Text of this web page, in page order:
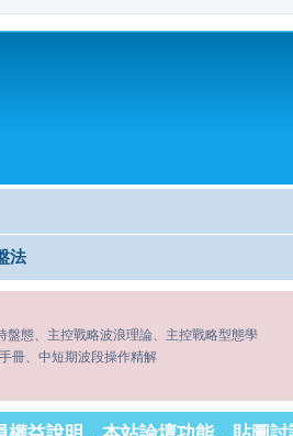
法
盤態、主控戰略波浪理論、主控戰略型態學
冊、中短期波段操作精解